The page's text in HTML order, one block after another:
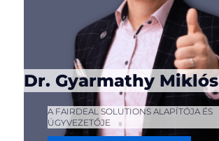
Dr. Gyarmathy Miklós
A FAIRDEAL SOLUTIONS ALAPÍTÓJA ÉS
ÜGYVEZETŐJE